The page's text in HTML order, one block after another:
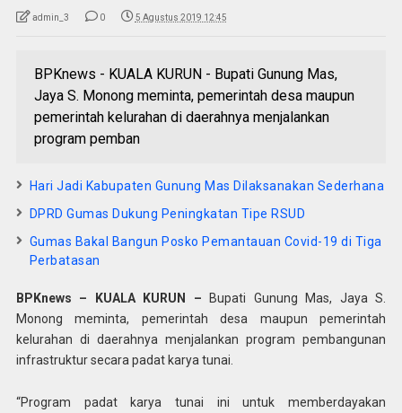
admin_3 0 5 Agustus 2019 12:45
BPKnews - KUALA KURUN - Bupati Gunung Mas,
Jaya S. Monong meminta, pemerintah desa maupun
pemerintah kelurahan di daerahnya menjalankan
program pemban
Hari Jadi Kabupaten Gunung Mas Dilaksanakan Sederhana
DPRD Gumas Dukung Peningkatan Tipe RSUD
Gumas Bakal Bangun Posko Pemantauan Covid-19 di Tiga
Perbatasan
BPKnews – KUALA KURUN – Bupati Gunung Mas, Jaya S.
Monong meminta, pemerintah desa maupun pemerintah
kelurahan di daerahnya menjalankan program pembangunan
infrastruktur secara padat karya tunai.
“Program padat karya tunai ini untuk memberdayakan